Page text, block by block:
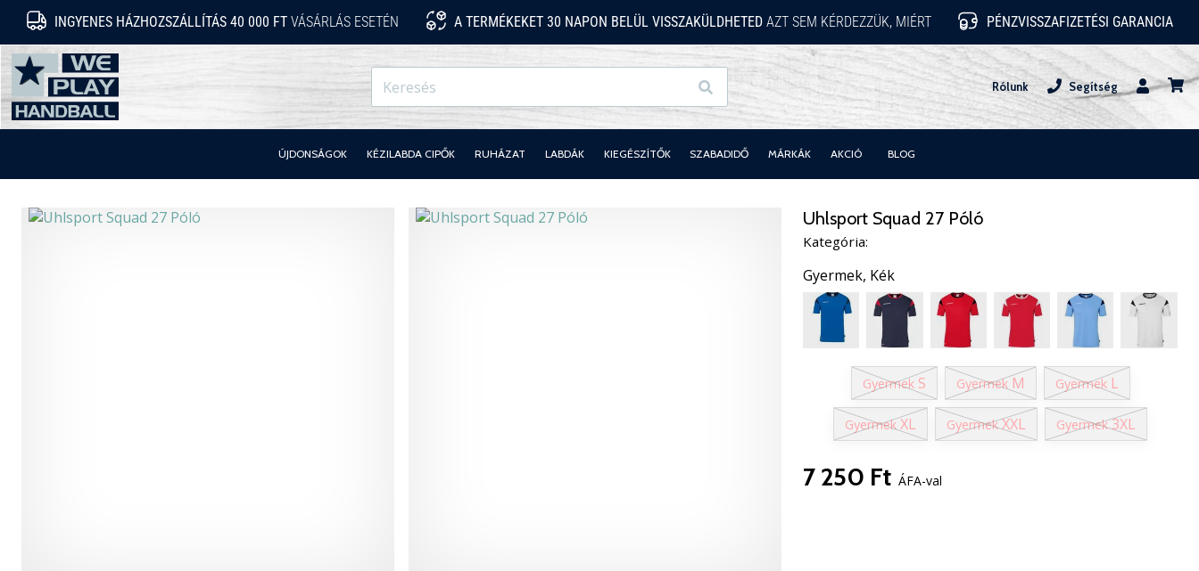
INGYENES HÁZHOZSZÁLLÍTÁS 40 000 FT VÁSÁRLÁS ESETÉN A TERMÉKEKET 30 NAPON BELÜL VISSZAKÜLDHETEDAZT SEM KÉRDEZZÜK, MIÉRT PÉNZVISSZAFIZETÉSI GARANCIA
WePlayHandball.hu
Keresés Rólunk
Segítség
Felhasználó
ÚJDONSÁGOK KÉZILABDA CIPŐK RUHÁZAT LABDÁK KIEGÉSZÍTŐK SZABADIDŐ MÁRKÁK AKCIÓ BLOG
Uhlsport Squad 27 Póló
Kategória:
Gyermek, Kék
Gyermek S Gyermek M Gyermek L
Gyermek XL Gyermek XXL Gyermek 3XL
7 250 Ft ÁFA-val